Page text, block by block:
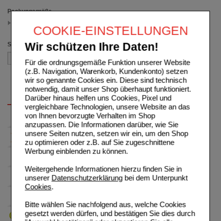
COOKIE-EINSTELLUNGEN
Wir schützen Ihre Daten!
Für die ordnungsgemäße Funktion unserer Website
(z.B. Navigation, Warenkorb, Kundenkonto) setzen
wir so genannte Cookies ein. Diese sind technisch
notwendig, damit unser Shop überhaupt funktioniert.
Darüber hinaus helfen uns Cookies, Pixel und
vergleichbare Technologien, unsere Website an das
von Ihnen bevorzugte Verhalten im Shop
anzupassen. Die Informationen darüber, wie Sie
unsere Seiten nutzen, setzen wir ein, um den Shop
zu optimieren oder z.B. auf Sie zugeschnittene
Werbung einblenden zu können.
Weitergehende Informationen hierzu finden Sie in
unserer Datenschutzerklärungbei dem Unterpunkt
Cookies.
Bitte wählen Sie nachfolgend aus, welche Cookies
gesetzt werden dürfen, und bestätigen Sie dies durch
Packungsgröße
(auswahl entfernen)
Sortieren nach